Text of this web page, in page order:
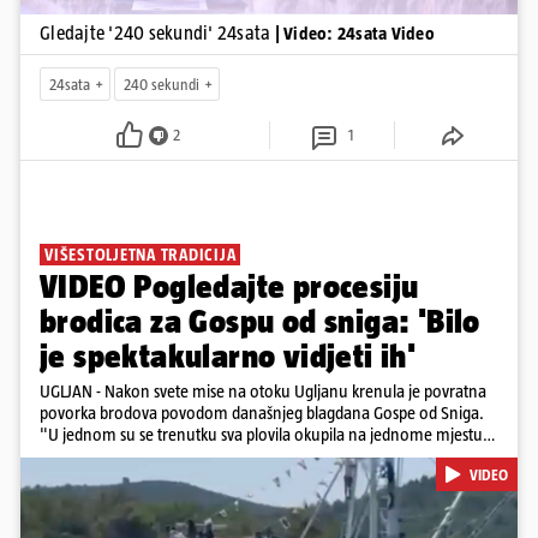
Gledajte '240 sekundi' 24sata | Video: 24sata Video
24sata 240 sekundi
2 1
VIŠESTOLJETNA TRADICIJA
VIDEO Pogledajte procesiju
brodica za Gospu od sniga: 'Bilo
je spektakularno vidjeti ih'
UGLJAN - Nakon svete mise na otoku Ugljanu krenula je povratna
povorka brodova povodom današnjeg blagdana Gospe od Sniga.
"U jednom su se trenutku sva plovila okupila na jednome mjestu
te sinkronizirano kružila sljedećih deset minuta, što je izgledalo
spektakularno", kazala nam je čitateljica koja je snimila povorku.
Posebno atraktivan prizor bio je, kako je rekla, kada su se pojedini
sudionici popeli na vrhove brodova i mahali upaljenim bakljama.
VIDEO